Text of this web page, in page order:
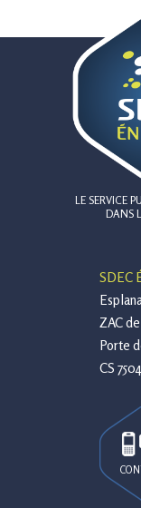
LE SERVICE
DANS
SDEC
ZAC
Porte
CS